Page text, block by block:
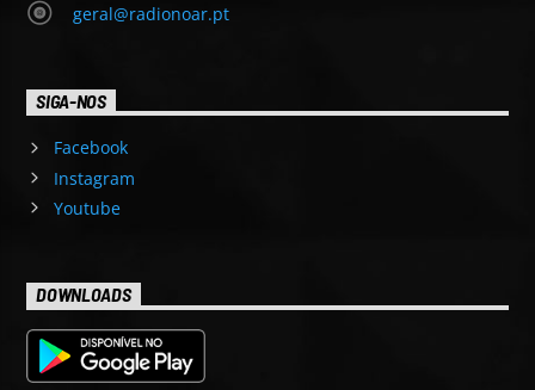
geral@radionoar.pt
SIGA-NOS
Facebook
Instagram
Youtube
DOWNLOADS